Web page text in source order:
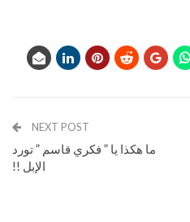
NEXT POST
ما هكذا يا ” فكري قاسم ” تورد
الإبل !!